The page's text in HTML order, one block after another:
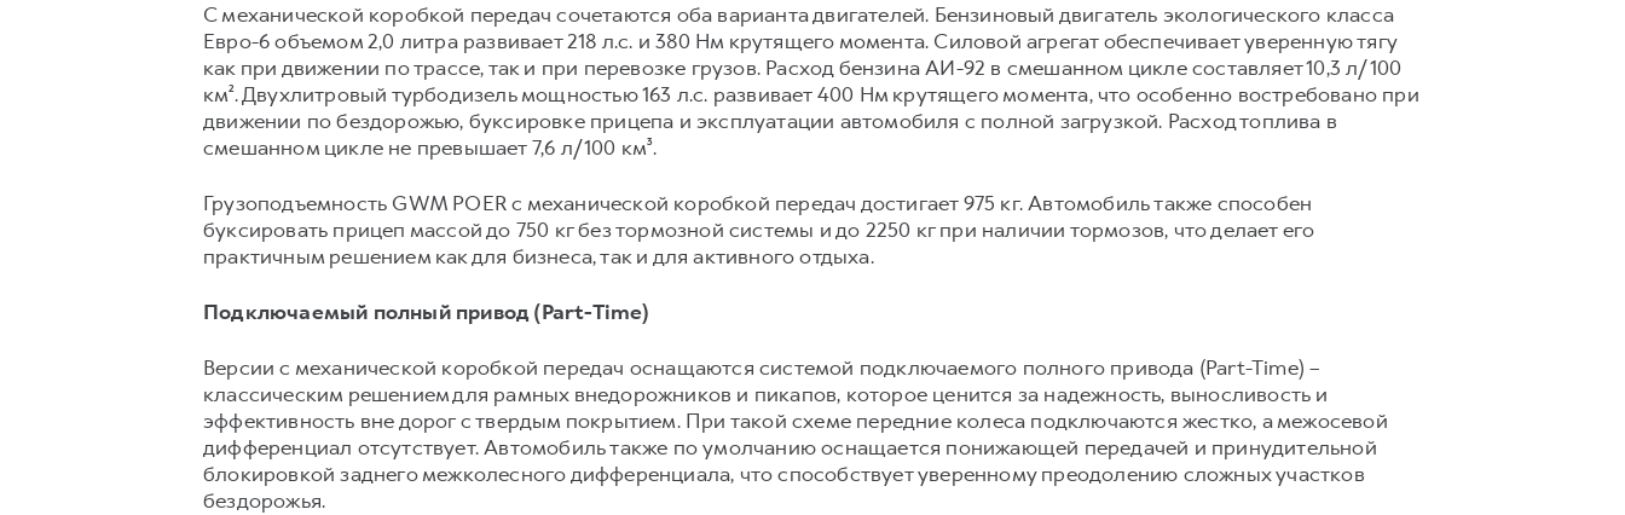
С механической коробкой передач сочетаются оба варианта двигателей. Бензиновый двигатель экологического класса
Евро-6 объемом 2,0 литра развивает 218 л.с. и 380 Нм крутящего момента. Силовой агрегат обеспечивает уверенную тягу
как при движении по трассе, так и при перевозке грузов. Расход бензина АИ-92 в смешанном цикле составляет 10,3 л/100
км². Двухлитровый турбодизель мощностью 163 л.с. развивает 400 Нм крутящего момента, что особенно востребовано при
движении по бездорожью, буксировке прицепа и эксплуатации автомобиля с полной загрузкой. Расход топлива в
смешанном цикле не превышает 7,6 л/100 км³.
Грузоподъемность GWM POER с механической коробкой передач достигает 975 кг. Автомобиль также способен
буксировать прицеп массой до 750 кг без тормозной системы и до 2250 кг при наличии тормозов, что делает его
практичным решением как для бизнеса, так и для активного отдыха.
Подключаемый полный привод (Part-Time)
Версии с механической коробкой передач оснащаются системой подключаемого полного привода (Part-Time) –
классическим решением для рамных внедорожников и пикапов, которое ценится за надежность, выносливость и
эффективность вне дорог с твердым покрытием. При такой схеме передние колеса подключаются жестко, а межосевой
дифференциал отсутствует. Автомобиль также по умолчанию оснащается понижающей передачей и принудительной
блокировкой заднего межколесного дифференциала, что способствует уверенному преодолению сложных участков
бездорожья.